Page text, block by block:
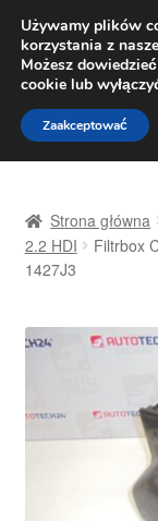
Pn.-
Przejdź
do
nawigacji
Przejdź
do
treści
Dostawa
Kontakt
Moje konto
Strona główna
2.2 HDI
Filtrbox
1427J3
Używamy plików
korzystania z
Możesz
cookie lub
Zaakceptować